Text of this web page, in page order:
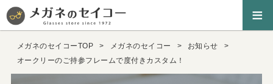
≡
メガネのセイコーTOP メガネのセイコー
お知らせ
オークリーのご持参フレームで度付きカスタム！